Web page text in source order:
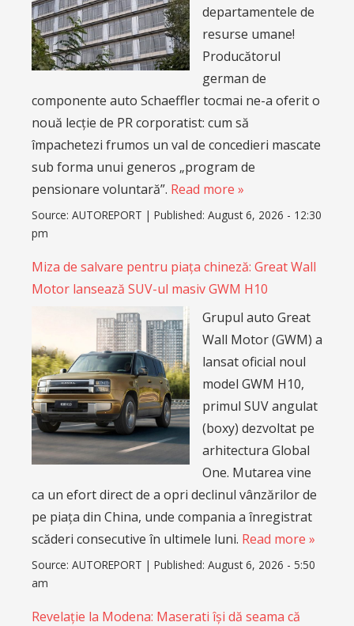
departamentele de
resurse umane!
Producătorul
german de
componente auto Schaeffler tocmai ne-a oferit o
nouă lecție de PR corporatist: cum să
împachetezi frumos un val de concedieri mascate
sub forma unui generos „program de
pensionare voluntară”. Read more »
Source: AUTOREPORT | Published: August 6, 2026 - 12:30
pm
Miza de salvare pentru piața chineză: Great Wall
Motor lansează SUV-ul masiv GWM H10
Grupul auto Great
Wall Motor (GWM) a
lansat oficial noul
model GWM H10,
primul SUV angulat
(boxy) dezvoltat pe
arhitectura Global
One. Mutarea vine
ca un efort direct de a opri declinul vânzărilor de
pe piața din China, unde compania a înregistrat
scăderi consecutive în ultimele luni. Read more »
Source: AUTOREPORT | Published: August 6, 2026 - 5:50
am
Revelație la Modena: Maserati își dă seama că